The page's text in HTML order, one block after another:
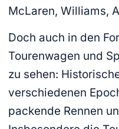
McLaren, Williams,
Doch auch in den
Tourenwagen und
zu sehen:
verschiedenen
packende Rennen